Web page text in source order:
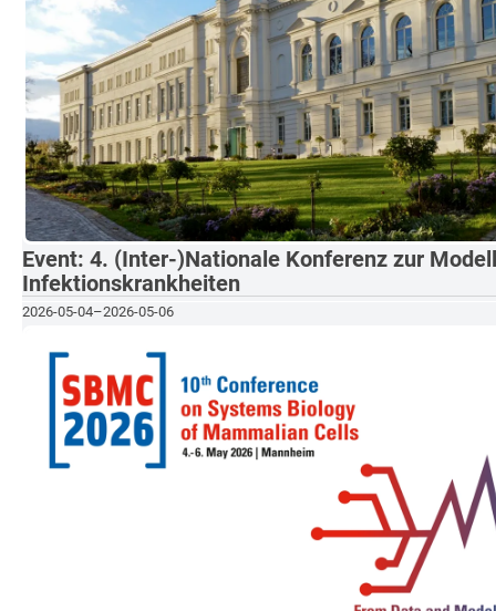
Event: 4. (Inter-)Nationale Konferenz zur
Infektionskrankheiten
2026-05-04–2026-05-06